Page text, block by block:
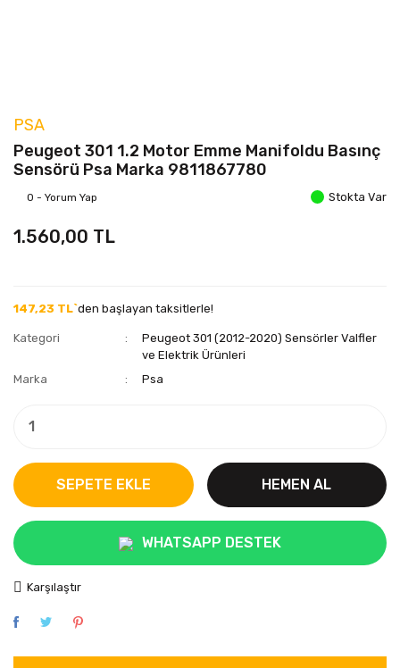
PSA
Peugeot 301 1.2 Motor Emme Manifoldu Basınç
Sensörü Psa Marka 9811867780
0 - Yorum Yap Stokta Var
1.560,00 TL
147,23 TL`den başlayan taksitlerle!
Kategori
Peugeot 301 (2012-2020) Sensörler Valfler
ve Elektrik Ürünleri
Marka
Psa
SEPETE EKLE HEMEN AL
WHATSAPP DESTEK
Karşılaştır